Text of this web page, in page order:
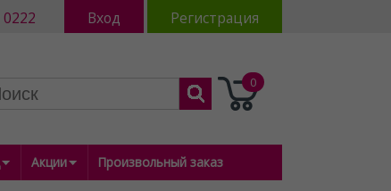
Вход Регистрация
0
Акции Произвольный заказ